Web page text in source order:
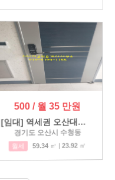
500 / 월 35 만원
[임대] 역세권 오산대역 풀옵…
경기도 오산시 수청동
월세 59.34 ㎡ | 23.92 ㎡